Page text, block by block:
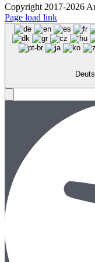
Copyright 2017-2026
Page load link